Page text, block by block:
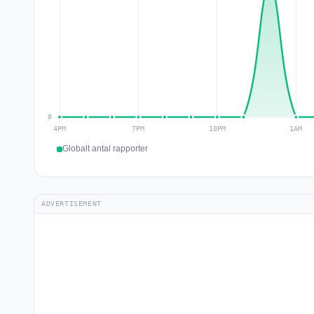
Globalt antal rapporter
ADVERTISEMENT